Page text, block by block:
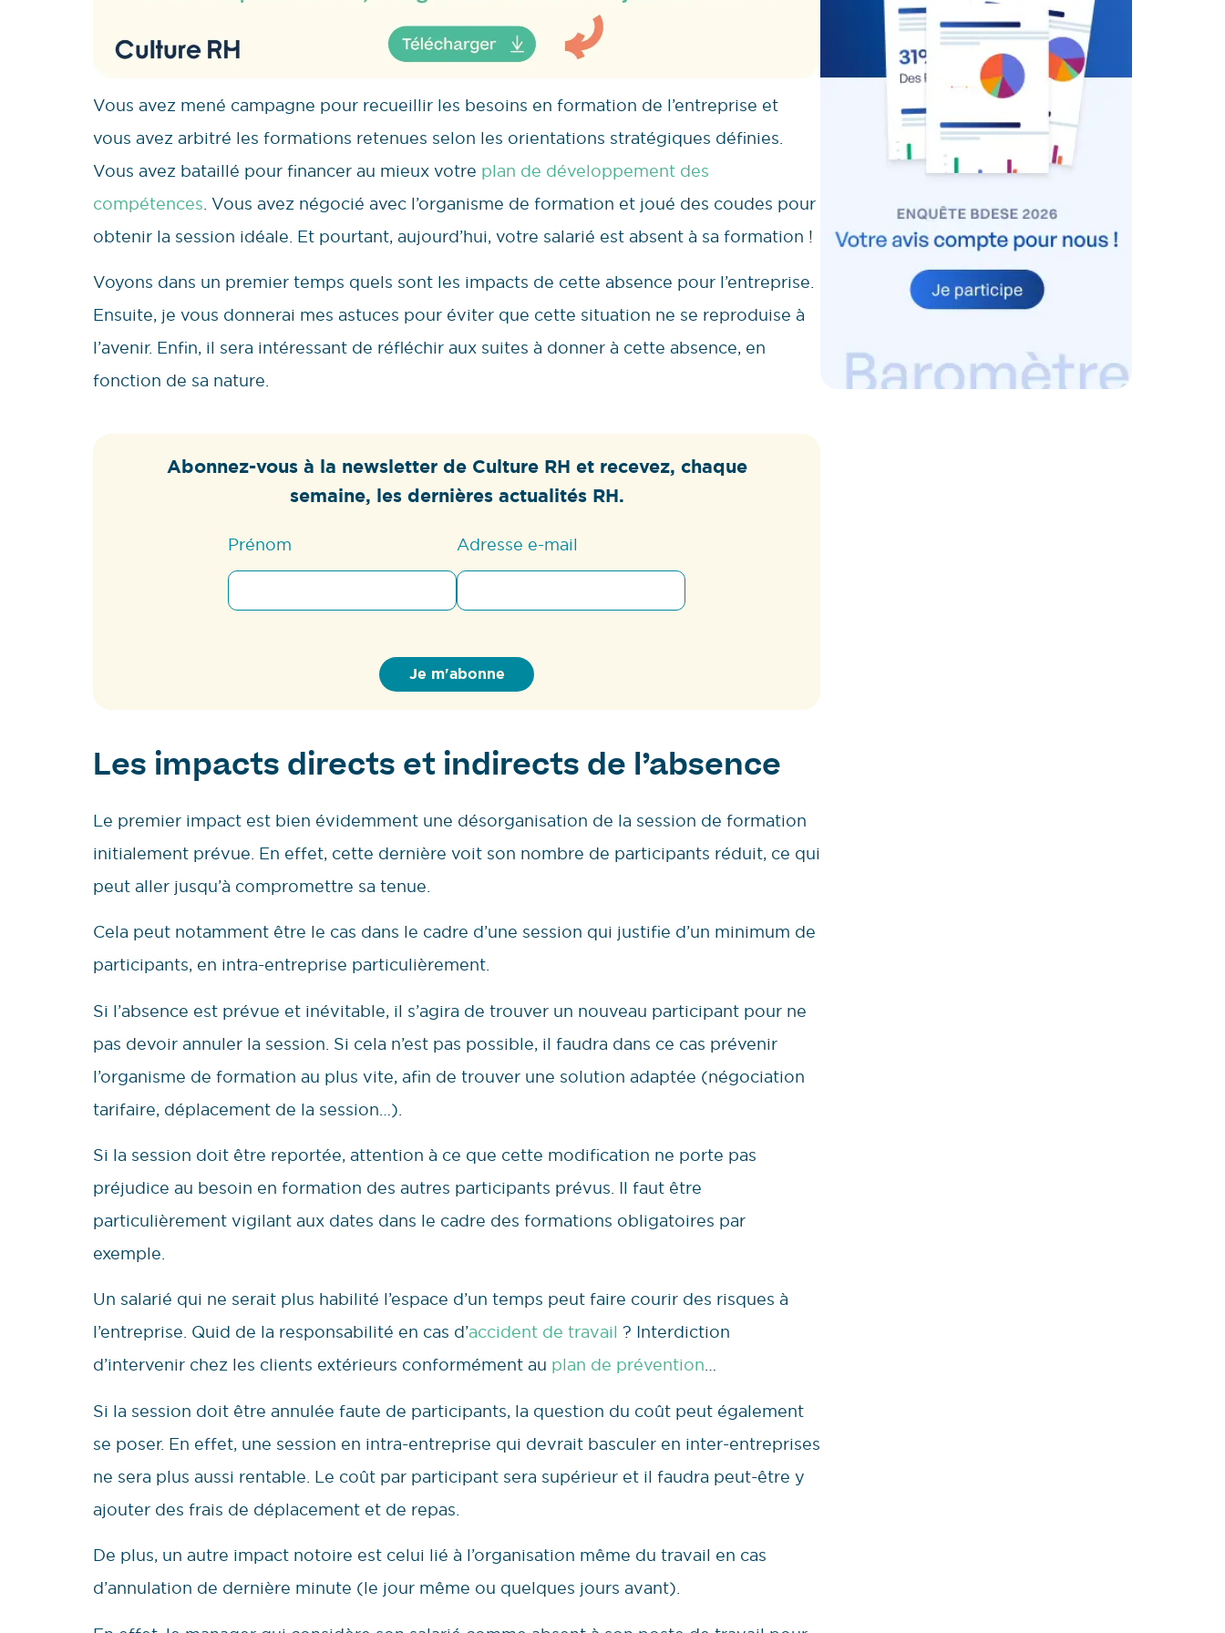
Vous avez mené campagne pour recueillir les besoins en formation de l’entreprise et
vous avez arbitré les formations retenues selon les orientations stratégiques définies.
Vous avez bataillé pour financer au mieux votre plan de développement des
compétences. Vous avez négocié avec l’organisme de formation et joué des coudes pour
obtenir la session idéale. Et pourtant, aujourd’hui, votre salarié est absent à sa formation !
Voyons dans un premier temps quels sont les impacts de cette absence pour l’entreprise.
Ensuite, je vous donnerai mes astuces pour éviter que cette situation ne se reproduise à
l’avenir. Enfin, il sera intéressant de réfléchir aux suites à donner à cette absence, en
fonction de sa nature.
Abonnez-vous à la newsletter de Culture RH et recevez, chaque
semaine, les dernières actualités RH.
Prénom Adresse e-mail
Les impacts directs et indirects de l’absence
Le premier impact est bien évidemment une désorganisation de la session de formation
initialement prévue. En effet, cette dernière voit son nombre de participants réduit, ce qui
peut aller jusqu’à compromettre sa tenue.
Cela peut notamment être le cas dans le cadre d’une session qui justifie d’un minimum de
participants, en intra-entreprise particulièrement.
Si l’absence est prévue et inévitable, il s’agira de trouver un nouveau participant pour ne
pas devoir annuler la session. Si cela n’est pas possible, il faudra dans ce cas prévenir
l’organisme de formation au plus vite, afin de trouver une solution adaptée (négociation
tarifaire, déplacement de la session…).
Si la session doit être reportée, attention à ce que cette modification ne porte pas
préjudice au besoin en formation des autres participants prévus. Il faut être
particulièrement vigilant aux dates dans le cadre des formations obligatoires par
exemple.
Un salarié qui ne serait plus habilité l’espace d’un temps peut faire courir des risques à
l’entreprise. Quid de la responsabilité en cas d’accident de travail ? Interdiction
d’intervenir chez les clients extérieurs conformément au plan de prévention…
Si la session doit être annulée faute de participants, la question du coût peut également
se poser. En effet, une session en intra-entreprise qui devrait basculer en inter-entreprises
ne sera plus aussi rentable. Le coût par participant sera supérieur et il faudra peut-être y
ajouter des frais de déplacement et de repas.
De plus, un autre impact notoire est celui lié à l’organisation même du travail en cas
d’annulation de dernière minute (le jour même ou quelques jours avant).